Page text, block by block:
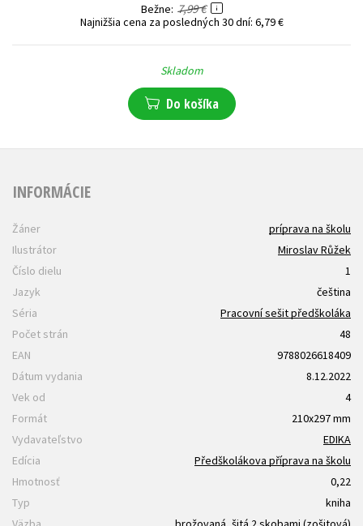
Bežne 7,99 €
Najnižšia cena za posledných 30 dní: 6,79 €
Skladom
Do košíka
INFORMÁCIE
Žáner
príprava na školu
Ilustrátor
Miroslav Růžek
Číslo dielu
1
Jazyk
čeština
Séria
Pracovní sešit předškoláka
Počet strán
48
EAN
9788026618409
Dátum vydania
8.12.2022
Vek od
4
Formát
210x297 mm
Vydavateľstvo
EDIKA
Edícia
Předškolákova příprava na školu
Hmotnosť
0,22
Typ
kniha